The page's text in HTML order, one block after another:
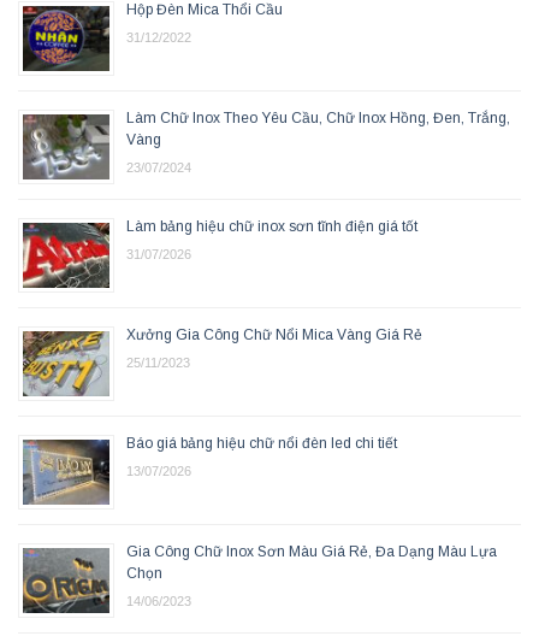
Hộp Đèn Mica Thổi Cầu
31/12/2022
Làm Chữ Inox Theo Yêu Cầu, Chữ Inox Hồng, Đen, Trắng,
Vàng
23/07/2024
Làm bảng hiệu chữ inox sơn tĩnh điện giá tốt
31/07/2026
Xưởng Gia Công Chữ Nổi Mica Vàng Giá Rẻ
25/11/2023
Báo giá bảng hiệu chữ nổi đèn led chi tiết
13/07/2026
Gia Công Chữ Inox Sơn Màu Giá Rẻ, Đa Dạng Màu Lựa
Chọn
14/06/2023